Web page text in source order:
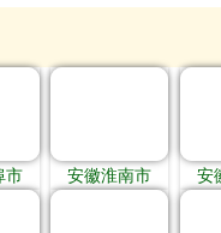
市 安徽淮南市 安